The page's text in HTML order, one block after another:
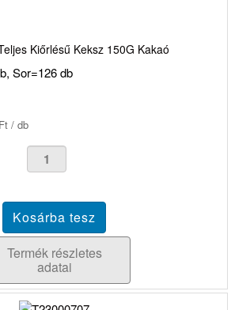
Kiőrlésű Keksz 150G Kakaó
Sor=126 db
/ db
Termék részletes
adatai